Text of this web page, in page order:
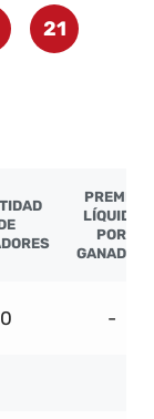
21
PREMIO
LÍQUIDO
POR
GANADOR
0 -